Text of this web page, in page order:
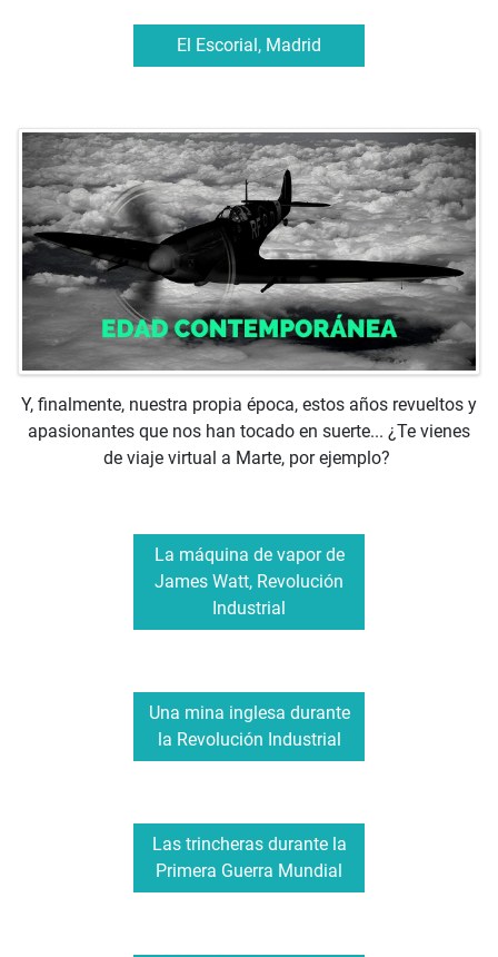
El Escorial, Madrid
Y, finalmente, nuestra propia época, estos años revueltos y
apasionantes que nos han tocado en suerte... ¿Te vienes
de viaje virtual a Marte, por ejemplo?
La máquina de vapor de
James Watt, Revolución
Industrial
Una mina inglesa durante
la Revolución Industrial
Las trincheras durante la
Primera Guerra Mundial